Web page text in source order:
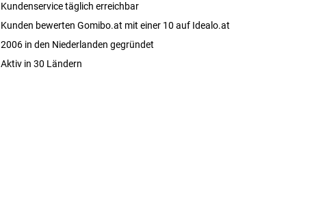
Kundenservice täglich erreichbar
Kunden bewerten Gomibo.at mit einer 10 auf Idealo.at
2006 in den Niederlanden gegründet
Aktiv in 30 Ländern